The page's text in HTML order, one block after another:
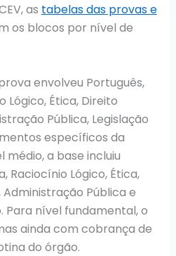
as tabelas das provas e
os blocos por nível de
envolveu Português,
Lógico, Ética, Direito
Pública, Legislação
específicos da
médio, a base incluiu
Raciocínio Lógico, Ética,
Pública e
Para nível fundamental, o
ainda com cobrança de
do órgão.